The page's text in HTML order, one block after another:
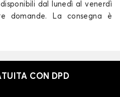
dal lunedì al venerdì
domande. La consegna è
CON DPD